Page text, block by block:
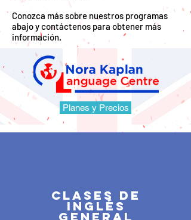
Conozca más sobre nuestros programas
abajo y contáctenos para obtener más
información.
Planes y Precios
Clases de
inglés
general